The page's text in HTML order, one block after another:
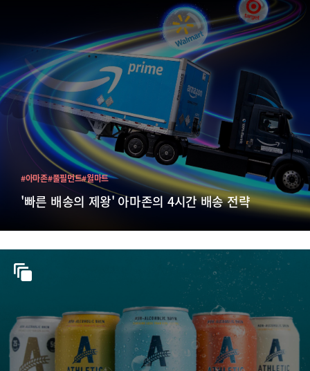
'빠른 배송의 제왕' 아마존의 4시간 배송 전략
#아마존#풀필먼트#월마트